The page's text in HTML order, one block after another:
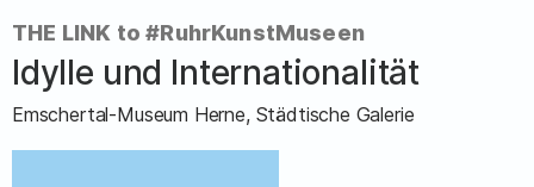
THE LINK to #RuhrKunstMuseen
–Idylle und Internationalität
Emschertal-Museum Herne, Städtische Galerie